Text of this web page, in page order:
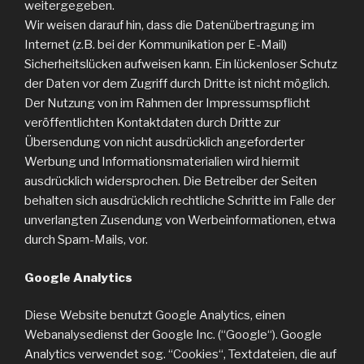
weitergegeben.
Wir weisen darauf hin, dass die Datenübertragung im
Internet (z.B. bei der Kommunikation per E-Mail)
Sicherheitslücken aufweisen kann. Ein lückenloser Schutz
der Daten vor dem Zugriff durch Dritte ist nicht möglich.
Der Nutzung von im Rahmen der Impressumspflicht
veröffentlichten Kontaktdaten durch Dritte zur
Übersendung von nicht ausdrücklich angeforderter
Werbung und Informationsmaterialien wird hiermit
ausdrücklich widersprochen. Die Betreiber der Seiten
behalten sich ausdrücklich rechtliche Schritte im Falle der
unverlangten Zusendung von Werbeinformationen, etwa
durch Spam-Mails, vor.
Google Analytics
Diese Website benutzt Google Analytics, einen
Webanalysedienst der Google Inc. (“Google“). Google
Analytics verwendet sog. “Cookies“, Textdateien, die auf